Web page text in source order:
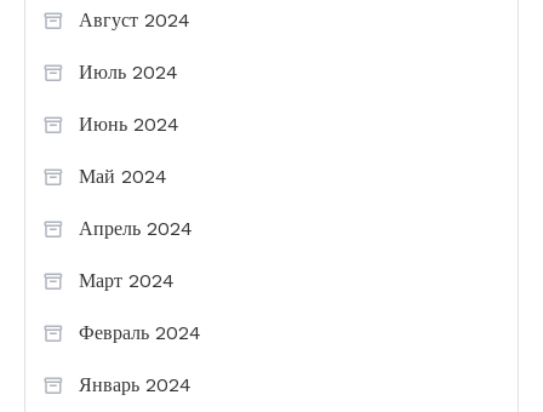
Август 2024
Июль 2024
Июнь 2024
Май 2024
Апрель 2024
Март 2024
Февраль 2024
Январь 2024